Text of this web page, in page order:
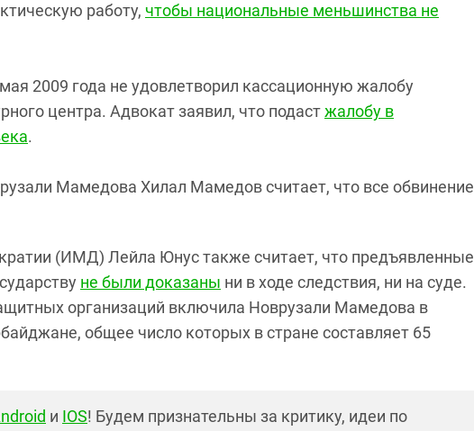
работу, чтобы национальные меньшинства не
2009 года не удовлетворил кассационную жалобу
центра. Адвокат заявил, что подастжалобу в
.
Мамедова Хилал Мамедов считает, что все обвинение
(ИМД) Лейла Юнус также считает, что предъявленные
не были доказаны ни в ходе следствия, ни на суде.
организаций включила Новрузали Мамедова в
общее число которых в стране составляет 65
и IOS! Будем признательны за критику, идеи по